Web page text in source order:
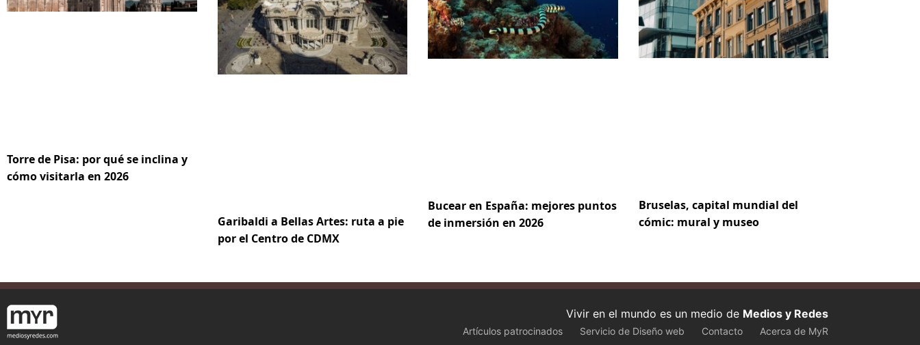
Torre de Pisa: por qué se inclina y
cómo visitarla en 2026
Garibaldi a Bellas Artes: ruta a pie
por el Centro de CDMX
Bucear en España: mejores puntos
de inmersión en 2026
Bruselas, capital mundial del
cómic: mural y museo
Vivir en el mundo es un medio de Medios y Redes
Artículos patrocinados Servicio de Diseño web Contacto Acerca de MyR